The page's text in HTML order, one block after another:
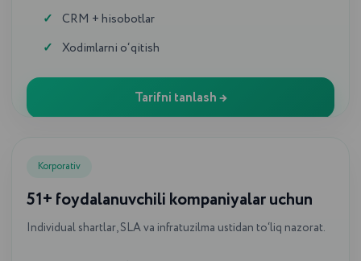
CRM + hisobotlar
Xodimlarni o‘qitish
Tarifni tanlash →
Korporativ
51+ foydalanuvchili kompaniyalar uchun
Individual shartlar, SLA va infratuzilma ustidan to‘liq nazorat.